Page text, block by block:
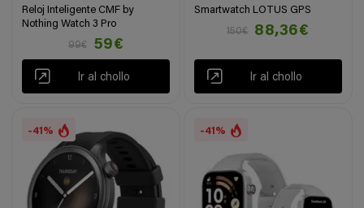
Reloj Inteligente CMF by
Nothing Watch 3 Pro
99€
59€
Ir al chollo
Smartwatch LOTUS GPS
150€
88,36€
Ir al chollo
-41% -41%